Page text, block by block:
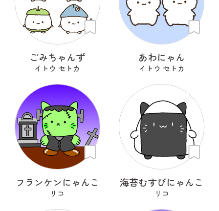
ごみちゃんず
イトウ セトカ
あわにゃん
イトウ セトカ
フランケンにゃんこ
リコ
海苔むすびにゃんこ
リコ